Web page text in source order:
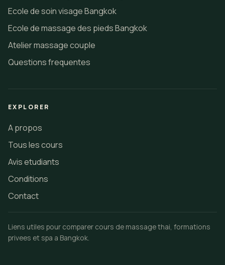
Ecole de soin visage Bangkok
Ecole de massage des pieds Bangkok
Atelier massage couple
Questions frequentes
EXPLORER
A propos
Tous les cours
Avis etudiants
Conditions
Contact
Liens utiles pour comparer cours de massage thai, formations
privees et spa a Bangkok.